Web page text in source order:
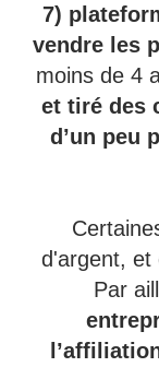
7)
vendre les
moins de 4
et tiré des
d’un peu
d'argent, et
Par